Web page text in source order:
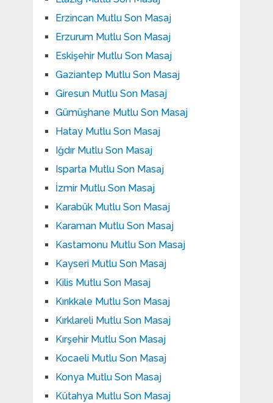
Erzincan Mutlu Son Masaj
Erzurum Mutlu Son Masaj
Eskişehir Mutlu Son Masaj
Gaziantep Mutlu Son Masaj
Giresun Mutlu Son Masaj
Gümüşhane Mutlu Son Masaj
Hatay Mutlu Son Masaj
Iğdır Mutlu Son Masaj
Isparta Mutlu Son Masaj
İzmir Mutlu Son Masaj
Karabük Mutlu Son Masaj
Karaman Mutlu Son Masaj
Kastamonu Mutlu Son Masaj
Kayseri Mutlu Son Masaj
Kilis Mutlu Son Masaj
Kırıkkale Mutlu Son Masaj
Kırklareli Mutlu Son Masaj
Kırşehir Mutlu Son Masaj
Kocaeli Mutlu Son Masaj
Konya Mutlu Son Masaj
Kütahya Mutlu Son Masaj